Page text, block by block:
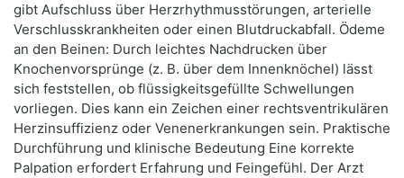
gibt Aufschluss über Herzrhythmusstörungen, arterielle
Verschlusskrankheiten oder einen Blutdruckabfall. Ödeme
an den Beinen: Durch leichtes Nachdrucken über
Knochenvorsprünge (z. B. über dem Innenknöchel) lässt
sich feststellen, ob flüssigkeitsgefüllte Schwellungen
vorliegen. Dies kann ein Zeichen einer rechtsventrikulären
Herzinsuffizienz oder Venenerkrankungen sein. Praktische
Durchführung und klinische Bedeutung Eine korrekte
Palpation erfordert Erfahrung und Feingefühl. Der Arzt